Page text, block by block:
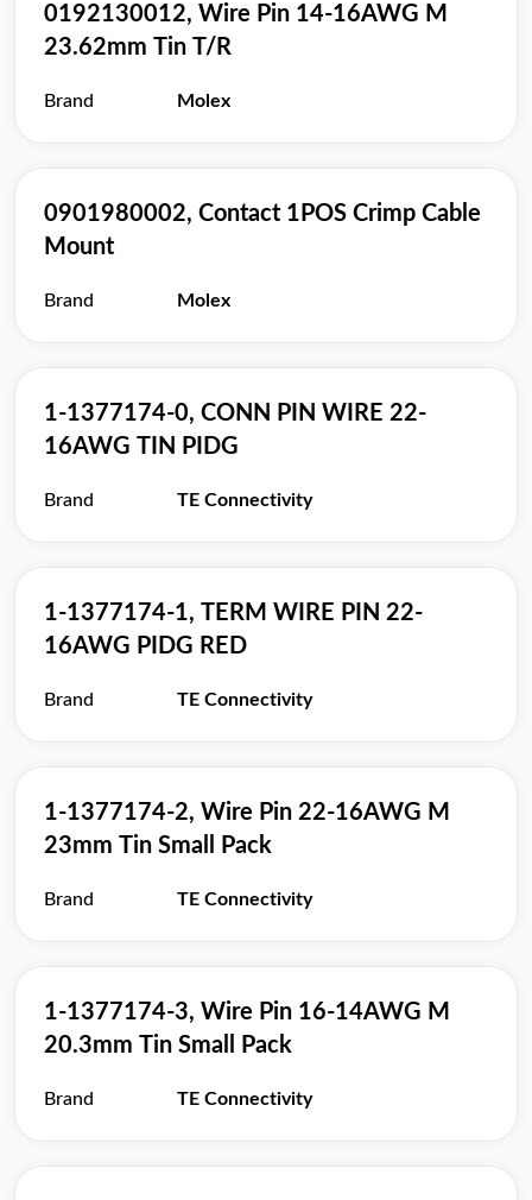
0192130012, Wire Pin 14-16AWG M
23.62mm Tin T/R
Brand Molex
0901980002, Contact 1POS Crimp Cable
Mount
Brand Molex
1-1377174-0, CONN PIN WIRE 22-
16AWG TIN PIDG
Brand TE Connectivity
1-1377174-1, TERM WIRE PIN 22-
16AWG PIDG RED
Brand TE Connectivity
1-1377174-2, Wire Pin 22-16AWG M
23mm Tin Small Pack
Brand TE Connectivity
1-1377174-3, Wire Pin 16-14AWG M
20.3mm Tin Small Pack
Brand TE Connectivity